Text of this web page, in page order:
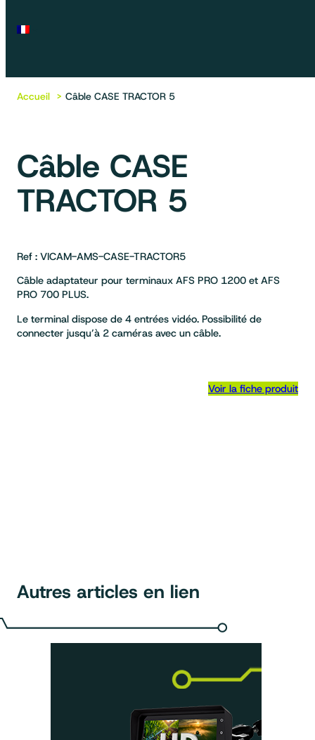
Accueil Câble CASE TRACTOR 5
Câble CASE
TRACTOR 5
Ref : VICAM-AMS-CASE-TRACTOR5
Câble adaptateur pour terminaux AFS PRO 1200 et AFS
PRO 700 PLUS.
Le terminal dispose de 4 entrées vidéo. Possibilité de
connecter jusqu’à 2 caméras avec un câble.
Voir la fiche produit
Autres articles en lien